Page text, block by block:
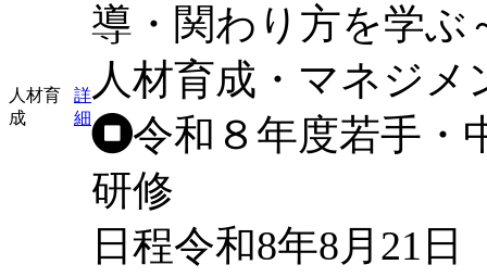
人材育
成
詳
細
導・関わり方を学ぶ
人材育成・マネジメ
令和８年度若手・
研修
日程令和8年8月21日